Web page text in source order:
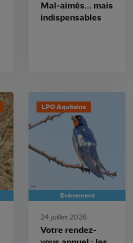
Mal-aimés… mais
indispensables
LPO Aquitaine
Evénement
24 juillet 2026
Votre rendez-